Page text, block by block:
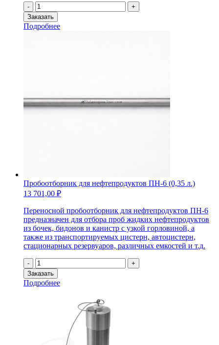
-
Количество
товара
Пробоотборник
для
+
Заказать
Подробнее
Пробоотборник для нефтепродуктов ПН-6 (0,35 л.)
13 701,00 ₽
Переносной пробоотборник для нефтепродуктов ПН-6
предназначен для отбора проб жидких нефтепродуктов
из бочек, бидонов и канистр с узкой горловиной, а
также из транспортируемых цистерн, автоцистерн,
стационарных резервуаров, различных емкостей и т.д.
-
Количество
товара
Пробоотборник
для
+
Заказать
Подробнее